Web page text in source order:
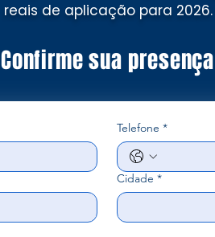
reais de aplicação para 2026.
Confirme sua presença
Telefone *
Cidade *